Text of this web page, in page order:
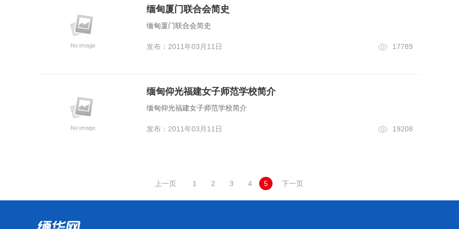
缅甸厦门联合会简史
缅甸厦门联合会简史
发布：2011年03月11日 17789
缅甸仰光福建女子师范学校简介
缅甸仰光福建女子师范学校简介
发布：2011年03月11日 19208
上一页 1 2 3 4 5 下一页